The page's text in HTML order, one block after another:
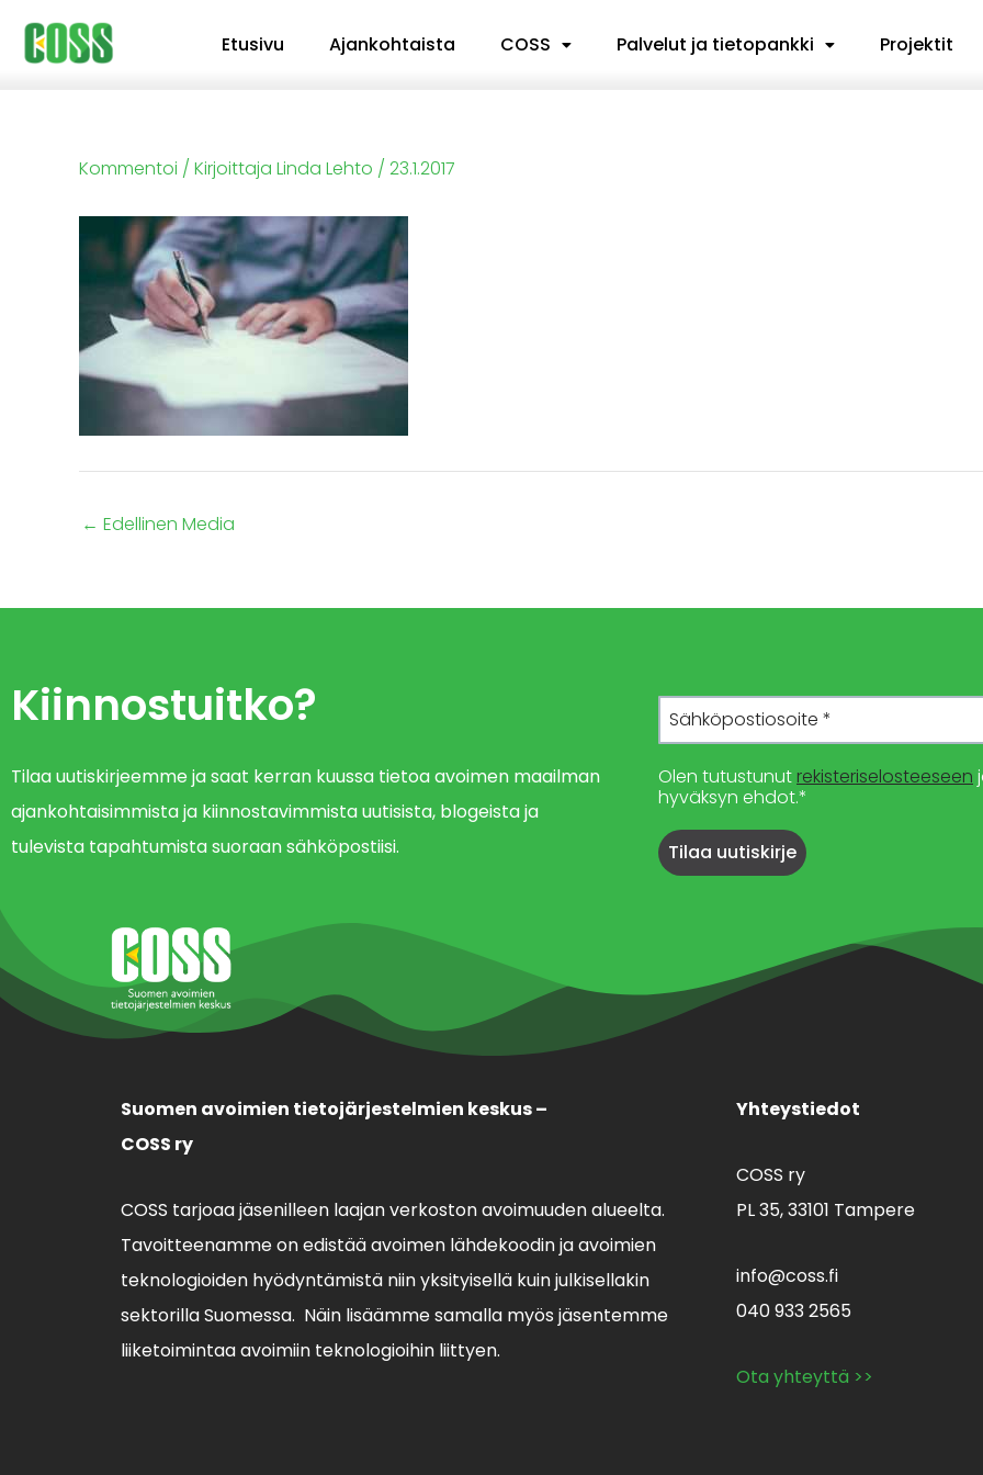
Siirry
sisältöön
Etusivu Ajankohtaista COSS Palvelut ja tietopankki Projektit
Kommentoi / Kirjoittaja Linda Lehto / 23.1.2017
← Edellinen Media
Kiinnostuitko?
Tilaa uutiskirjeemme ja saat kerran kuussa tietoa avoimen maailman
ajankohtaisimmista ja kiinnostavimmista uutisista, blogeista ja
tulevista tapahtumista suoraan sähköpostiisi.
Olen tutustunut rekisteriselosteeseen
hyväksyn ehdot.*
Suomen avoimien tietojärjestelmien keskus –
COSS ry
COSS tarjoaa jäsenilleen laajan verkoston avoimuuden alueelta.
Tavoitteenamme on edistää avoimen lähdekoodin ja avoimien
teknologioiden hyödyntämistä niin yksityisellä kuin julkisellakin
sektorilla Suomessa. Näin lisäämme samalla myös jäsentemme
liiketoimintaa avoimiin teknologioihin liittyen.
Yhteystiedot
COSS ry
PL 35,33101 Tampere
info@coss.fi
040 933 2565
Ota yhteyttä >>